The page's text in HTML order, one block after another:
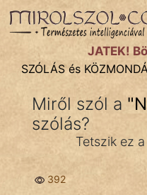
SZÓLÁS ÉS
Bibliai
Közmondások
Szállóigék
JÁTÉK!
SZÓLÁS és
Miről szól a "
szólás?
Tetszik ez
392